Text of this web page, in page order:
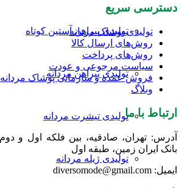
تولیدی پیراهن آستین کوتاه
تولیدی پیراهن مردانه
تولیدی تیشرت مردانه
تولیدی ژیله مردانه
دسترسی سریع
تولیدی پوشاک مردانه
روش‌های ارسال کالا
روش‌های پرداخت
سیاست مرجوعی و عودت
فروش عمده و سازمانی پوشاک مردانه
وبلاگ
ارتباط با ما
بانک ایران زمین، طبقه اول
ایمیل: diversomode@gmail.com